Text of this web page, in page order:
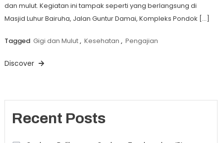
dan mulut. Kegiatan ini tampak seperti yang berlangsung di
Masjid Luhur Bairuha, Jalan Guntur Damai, Kompleks Pondok […]
Tagged Gigi dan Mulut, Kesehatan , Pengajian
Discover
Recent Posts